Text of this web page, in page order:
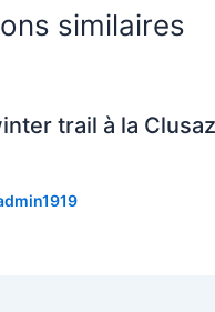
similaires
trail à la Clusaz